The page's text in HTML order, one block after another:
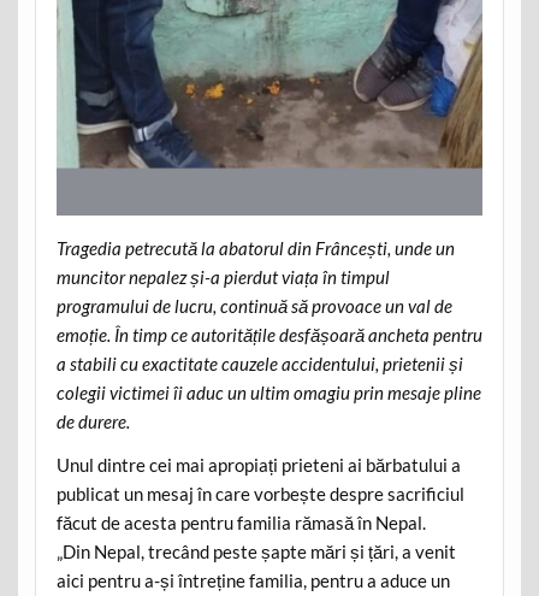
Tragedia petrecută la abatorul din Frâncești, unde un
muncitor nepalez și-a pierdut viața în timpul
programului de lucru, continuă să provoace un val de
emoție. În timp ce autoritățile desfășoară ancheta pentru
a stabili cu exactitate cauzele accidentului, prietenii și
colegii victimei îi aduc un ultim omagiu prin mesaje pline
de durere.
Unul dintre cei mai apropiați prieteni ai bărbatului a
publicat un mesaj în care vorbește despre sacrificiul
făcut de acesta pentru familia rămasă în Nepal.
„Din Nepal, trecând peste șapte mări și țări, a venit
aici pentru a-și întreține familia, pentru a aduce un